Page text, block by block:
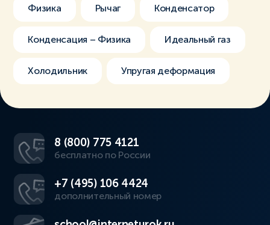
Физика Рычаг Конденсатор
Конденсация – Физика Идеальный газ
Холодильник Упругая деформация
8 (800) 775 4121
бесплатно по России
+7 (495) 106 4424
дополнительный номер